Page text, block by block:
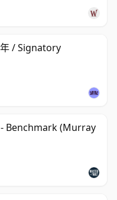
/ Signatory
- Benchmark (Murray